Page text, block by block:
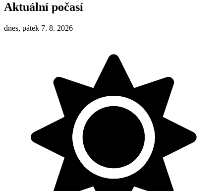
Aktuální počasí
dnes, pátek 7. 8. 2026